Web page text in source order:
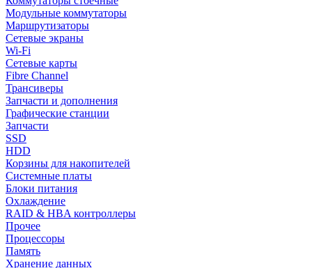
Модульные коммутаторы
Маршрутизаторы
Сетевые экраны
Wi-Fi
Сетевые карты
Fibre Channel
Трансиверы
Запчасти и дополнения
Графические станции
Запчасти
SSD
HDD
Корзины для накопителей
Системные платы
Блоки питания
Охлаждение
RAID & HBA контроллеры
Прочее
Процессоры
Память
Хранение данных